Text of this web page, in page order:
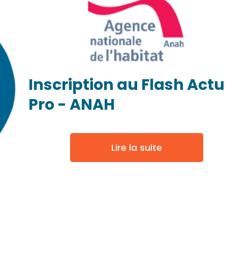
Inscription au Flash Actu
Pro - ANAH
Lire la suite